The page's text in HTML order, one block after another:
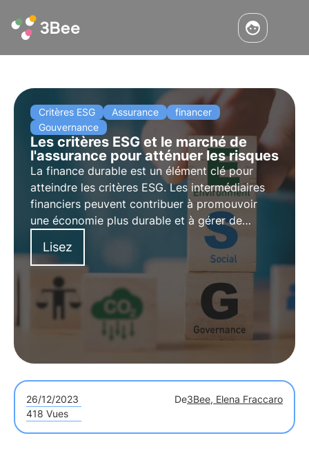
Critères ESG Assurance
financer
Gouvernance
Les critères ESG et le marché de
l'assurance pour atténuer les risques
La finance durable est un élément clé pour
atteindre les critères ESG. Les intermédiaires
financiers peuvent contribuer à promouvoir
une économie plus durable et à gérer de
manière responsable les risques et les
opportunités liés au développement durable
par l'intermédiaire du secteur de l'assurance.
Lisez
26/12/2023 De3Bee, Elena Fraccaro
418 Vues